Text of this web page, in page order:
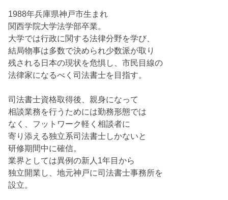
1988年兵庫県神戸市生まれ
関西学院大学法学部卒業。
大学では行政に関する法律分野を学び、
結局物事は多数で決められ少数派が取り
残される日本の現状を危惧し、市民目線の
法律家になるべく司法書士を目指す。
司法書士資格取得後、親身になって
相談業務を行うためには勤務形態では
なく、フットワーク軽く相談者に
寄り添える独立系司法書士しかないと
研修期間中に確信。
業界としては異例の新人1年目から
独立開業し、地元神戸に司法書士事務所を
設立。